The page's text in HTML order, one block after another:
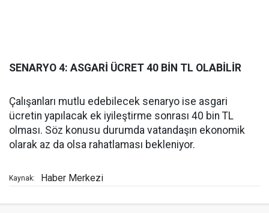
SENARYO 4: ASGARİ ÜCRET 40 BİN TL OLABİLİR
Çalışanları mutlu edebilecek senaryo ise asgari
ücretin yapılacak ek iyileştirme sonrası 40 bin TL
olması. Söz konusu durumda vatandaşın ekonomik
olarak az da olsa rahatlaması bekleniyor.
Kaynak: Haber Merkezi